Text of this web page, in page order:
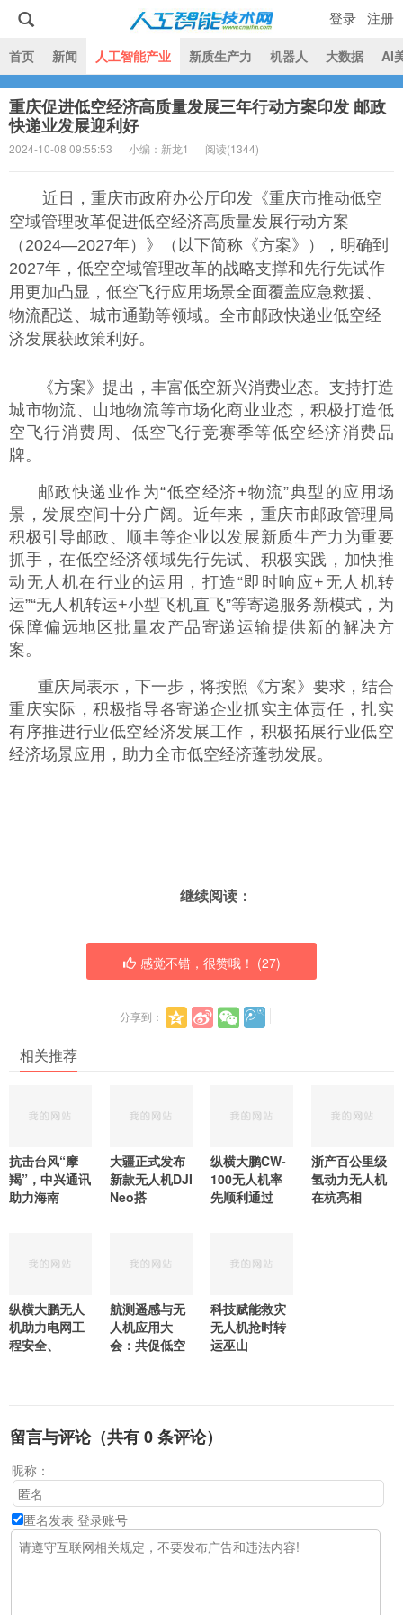
人工智能技术网
首页 新闻 人工智能产业 新质生产力 机器人 大数据 AI
登录 注册
重庆促进低空经济高质量发展三年行动方案印发 邮政
快递业发展迎利好
2024-10-08 09:55:53 小编：新龙1 阅读(1344)
近日，重庆市政府办公厅印发《重庆市推动低空
空域管理改革促进低空经济高质量发展行动方案
（2024—2027年）》（以下简称《方案》），明确到
2027年，低空空域管理改革的战略支撑和先行先试作
用更加凸显，低空飞行应用场景全面覆盖应急救援、
物流配送、城市通勤等领域。全市邮政快递业低空经
济发展获政策利好。
《方案》提出，丰富低空新兴消费业态。支持打造
城市物流、山地物流等市场化商业业态，积极打造低
空飞行消费周、低空飞行竞赛季等低空经济消费品
牌。
邮政快递业作为“低空经济+物流”典型的应用场
景，发展空间十分广阔。近年来，重庆市邮政管理局
积极引导邮政、顺丰等企业以发展新质生产力为重要
抓手，在低空经济领域先行先试、积极实践，加快推
动无人机在行业的运用，打造“即时响应+无人机转
运”“无人机转运+小型飞机直飞”等寄递服务新模式，为
保障偏远地区批量农产品寄递运输提供新的解决方
案。
重庆局表示，下一步，将按照《方案》要求，结合
重庆实际，积极指导各寄递企业抓实主体责任，扎实
有序推进行业低空经济发展工作，积极拓展行业低空
经济场景应用，助力全市低空经济蓬勃发展。
继续阅读：
感觉不错，很赞哦！ (27)
分享到：
相关推荐
抗击台风“摩
羯”，中兴通讯
助力海南
大疆正式发布
新款无人机DJI
Neo搭
纵横大鹏CW-
100无人机率
先顺利通过
浙产百公里级
氢动力无人机
在杭亮相
纵横大鹏无人
机助力电网工
程安全、
航测遥感与无
人机应用大
会：共促低空
科技赋能救灾
无人机抢时转
运巫山
留言与评论（共有0条评论）
昵称：
匿名发表 登录账号